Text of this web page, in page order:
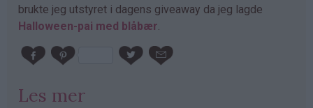
brukte jeg utstyret i dagens giveaway da jeg lagde
Halloween-pai med blåbær
Les mer